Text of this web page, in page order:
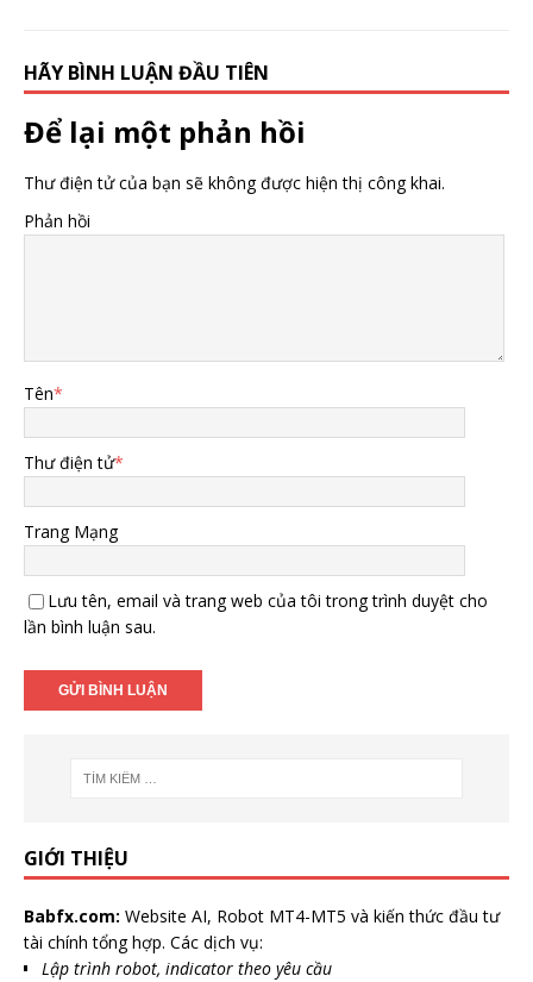
HÃY BÌNH LUẬN ĐẦU TIÊN
Để lại một phản hồi
Thư điện tử của bạn sẽ không được hiện thị công khai.
Phản hồi
Tên*
Thư điện tử*
Trang Mạng
Lưu tên, email và trang web của tôi trong trình duyệt cho
lần bình luận sau.
GIỚI THIỆU
Babfx.com: Website AI, Robot MT4-MT5 và kiến thức đầu tư
tài chính tổng hợp. Các dịch vụ:
Lập trình robot, indicator theo yêu cầu